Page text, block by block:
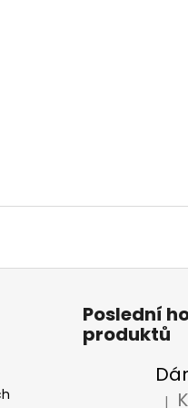
Poslední
produktů
|